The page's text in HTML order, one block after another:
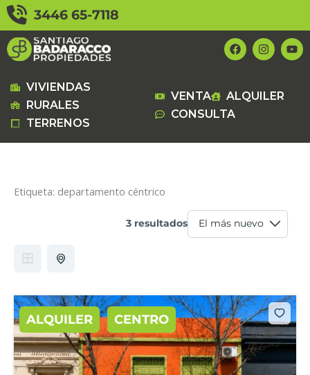
contenido
3446 65-7118
F
a
c
o
k
I
n
s
g
Y
o
u
VIVIENDAS
RURALES
TERRENOS
VENTA
ALQUILER
CONSULTA
Etiqueta: departamento céntrico
3 resultados
ALQUILER CENTRO